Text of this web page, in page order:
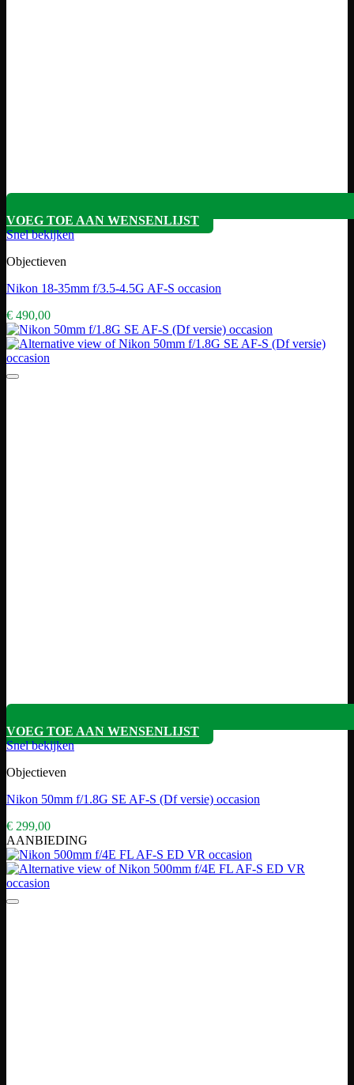
VOEG TOE AAN WENSENLIJST
Snel bekijken
Objectieven
Nikon 18-35mm f/3.5-4.5G AF-S occasion
€ 490,00
VOEG TOE AAN WENSENLIJST
Snel bekijken
Objectieven
Nikon 50mm f/1.8G SE AF-S (Df versie) occasion
€ 299,00
AANBIEDING